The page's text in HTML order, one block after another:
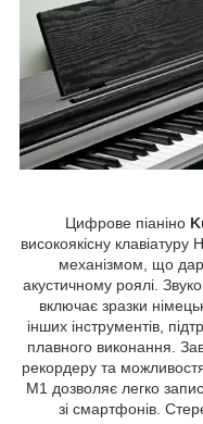
Цифрове піаніно
високоякісну
механізмом, що
акустичному роялі.
включає зразки
інших інструментів,
плавного виконання.
рекордеру та
M1 дозволяє легко
зі смартфонів.